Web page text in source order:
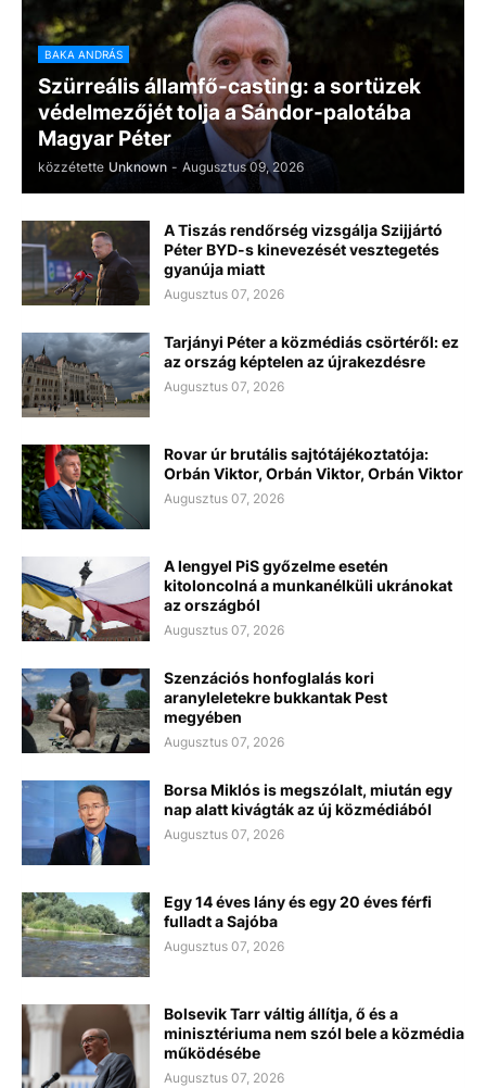
BAKA ANDRÁS
Szürreális államfő-casting: a sortüzek
védelmezőjét tolja a Sándor-palotába
Magyar Péter
közzétette Unknown - Augusztus 09, 2026
A Tiszás rendőrség vizsgálja Szijjártó
Péter BYD-s kinevezését vesztegetés
gyanúja miatt
Augusztus 07, 2026
Tarjányi Péter a közmédiás csörtéről: ez
az ország képtelen az újrakezdésre
Augusztus 07, 2026
Rovar úr brutális sajtótájékoztatója:
Orbán Viktor, Orbán Viktor, Orbán Viktor
Augusztus 07, 2026
A lengyel PiS győzelme esetén
kitoloncolná a munkanélküli ukránokat
az országból
Augusztus 07, 2026
Szenzációs honfoglalás kori
aranyleletekre bukkantak Pest
megyében
Augusztus 07, 2026
Borsa Miklós is megszólalt, miután egy
nap alatt kivágták az új közmédiából
Augusztus 07, 2026
Egy 14 éves lány és egy 20 éves férfi
fulladt a Sajóba
Augusztus 07, 2026
Bolsevik Tarr váltig állítja, ő és a
minisztériuma nem szól bele a közmédia
működésébe
Augusztus 07, 2026